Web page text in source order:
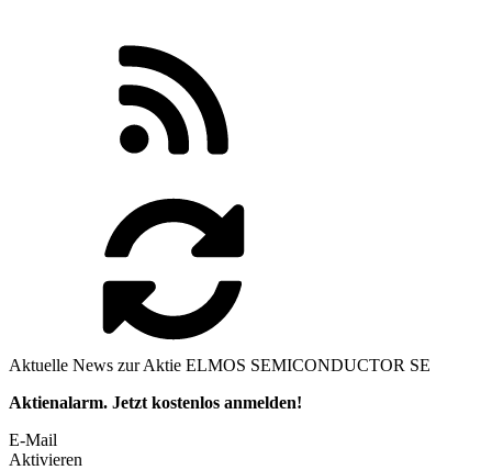
Aktuelle News zur Aktie ELMOS SEMICONDUCTOR SE
Aktienalarm. Jetzt kostenlos anmelden!
E-Mail
Aktivieren